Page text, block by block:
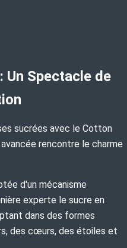
Un Spectacle de
sucrées avec le Cotton
rencontre le charme
d'un mécanisme
experte le sucre en
dans des formes
des cœurs, des étoiles et